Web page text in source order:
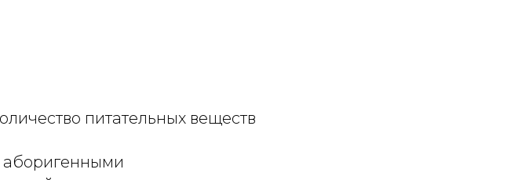
питательных веществ
аборигенными